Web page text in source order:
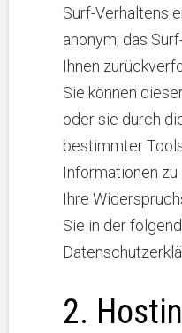
Surf-Verhaltens
anonym; das
Ihnen
Sie können
oder sie durch
bestimmter
Informationen
Ihre
Sie in der
2.